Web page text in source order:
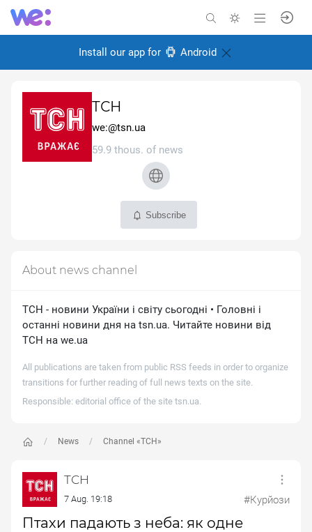
Install our app for Android
ТСН
we:@tsn.ua
59.9 thous. of news
Subscribe
News Channel «ТСН»
ТСН
7 Aug. 19:18 #Курйози
Птахи падають з неба: як одне
About news channel
ТСН - новини України і світу сьогодні • Головні і
останні новини дня на tsn.ua. Читайте новини від
ТСН на we.ua
All publications are taken from public RSS feeds in order to organize
transitions for further reading of full news texts on the site.
Responsible: editorial office of the site tsn.ua.